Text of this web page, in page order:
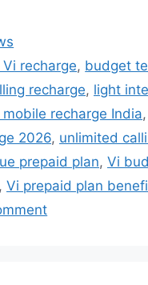
recharge, budget
recharge, light
recharge India,
2026, unlimited
prepaid plan, Vi
, Vi prepaid plan